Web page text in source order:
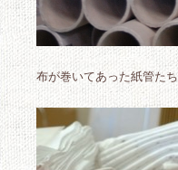
布が巻いてあった紙管たち